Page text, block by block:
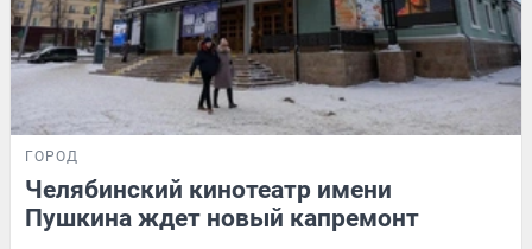
ГОРОД
Челябинский кинотеатр имени
Пушкина ждет новый капремонт